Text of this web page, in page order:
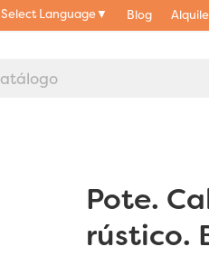
Select Language▼ Blog
Pote.
rústico.